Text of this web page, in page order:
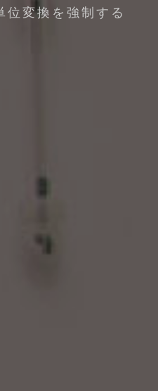
位変換を強制する